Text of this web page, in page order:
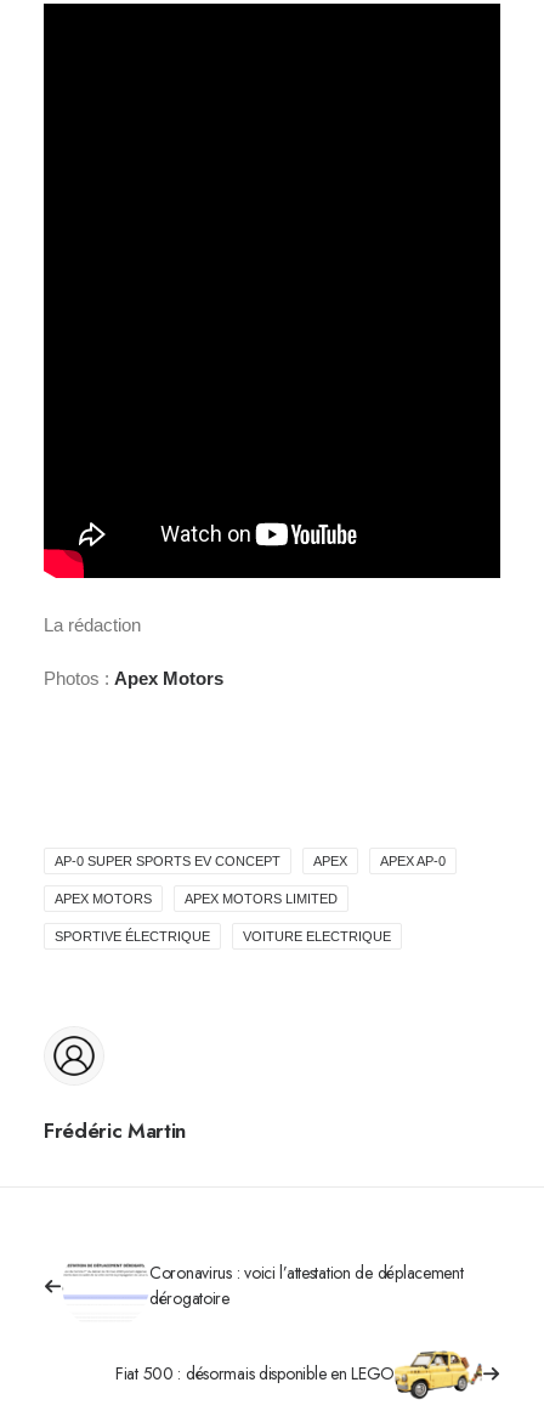
La rédaction
Photos : Apex Motors
AP-0 SUPER SPORTS EV CONCEPT APEX APEX AP-0
APEX MOTORS APEX MOTORS LIMITED
SPORTIVE ÉLECTRIQUE VOITURE ELECTRIQUE
Frédéric Martin
Coronavirus : voici l’attestation de déplacement
dérogatoire
Fiat 500 : désormais disponible en LEGO